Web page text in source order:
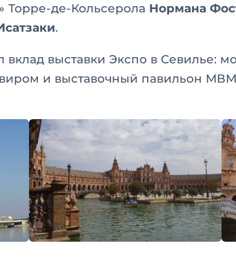
Торре-де-Кольсерола Нормана
.
вклад выставки Экспо в Севилье:
и выставочный павильон